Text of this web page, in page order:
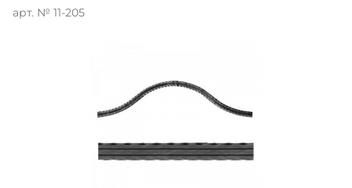
арт. № 11-205